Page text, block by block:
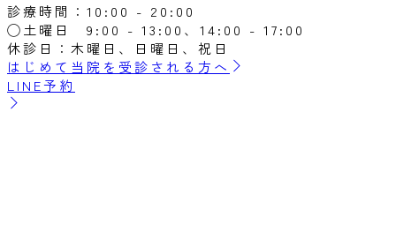
診療時間：10:00 - 20:00
◯土曜日 9:00 - 13:00、14:00 - 17:00
休診日：木曜日、日曜日、祝日
はじめて当院を受診される方へ
LINE予約